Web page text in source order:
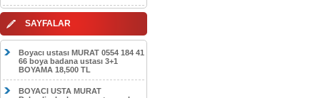
SAYFALAR
Boyacı ustası MURAT 0554 184 41
66 boya badana ustası 3+1
BOYAMA 18,500 TL
BOYACI USTA MURAT